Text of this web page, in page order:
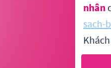
nhân
sach-